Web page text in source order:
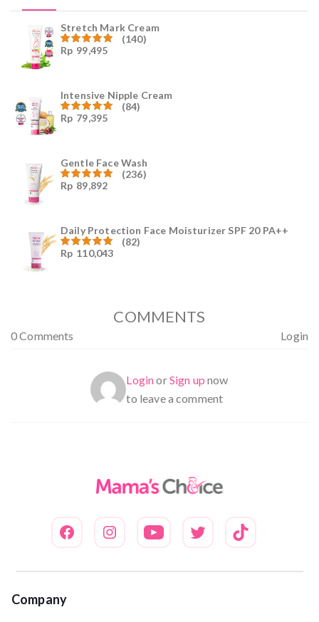
Stretch Mark Cream
Dinilai
(140)
Rp 99,495
Intensive Nipple Cream
Dinilai
(84)
Rp 79,395
Gentle Face Wash
Dinilai
(236)
Rp 89,892
Daily Protection Face Moisturizer SPF 20 PA++
Dinilai
(82)
Rp 110,043
COMMENTS
0 Comments Login
LoginorSign up now
to leave a comment
Company